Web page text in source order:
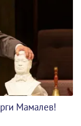
Мамалев!